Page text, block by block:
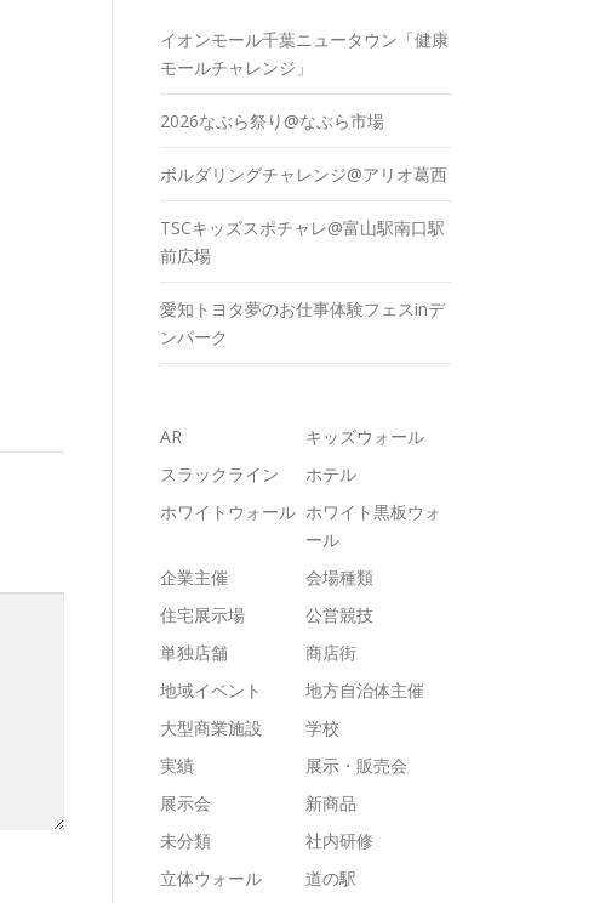
イオンモール千葉ニュータウン「健康
モールチャレンジ」
2026なぶら祭り@なぶら市場
ボルダリングチャレンジ@アリオ葛西
TSCキッズスポチャレ@富山駅南口駅
前広場
愛知トヨタ夢のお仕事体験フェスinデ
ンパーク
AR
キッズウォール
スラックライン
ホテル
ホワイトウォール ホワイト黒板ウォ
ール
企業主催
会場種類
住宅展示場
公営競技
単独店舗
商店街
地域イベント
地方自治体主催
大型商業施設
学校
実績
展示・販売会
展示会
新商品
未分類
社内研修
立体ウォール
道の駅